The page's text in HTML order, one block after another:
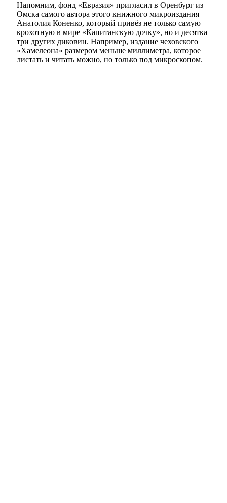
Напомним, фонд «Евразия» пригласил в Оренбург из
Омска самого автора этого книжного микроиздания
Анатолия Коненко, который привёз не только самую
крохотную в мире «Капитанскую дочку», но и десятка
три других диковин. Например, издание чеховского
«Хамелеона» размером меньше миллиметра, которое
листать и читать можно, но только под микроскопом.